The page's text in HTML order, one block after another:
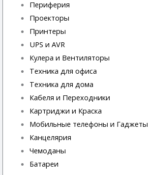
Периферия
Проекторы
Принтеры
UPS и AVR
Кулера и Вентиляторы
Техника для офиса
Техника для дома
Кабеля и Переходники
Картриджи и Краска
Мобильные телефоны и Гаджеты
Канцелярия
Чемоданы
Батареи